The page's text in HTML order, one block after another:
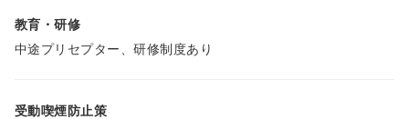
教育・研修
中途プリセプター、研修制度あり
受動喫煙防止策